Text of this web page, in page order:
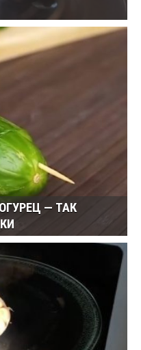
— ТАК